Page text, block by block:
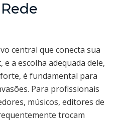
central que conecta sua
a escolha adequada dele,
é fundamental para
Para profissionais
músicos, editores de
trocam